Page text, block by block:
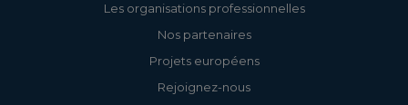
Les organisations professionnelles
Nos partenaires
Projets européens
Rejoignez-nous